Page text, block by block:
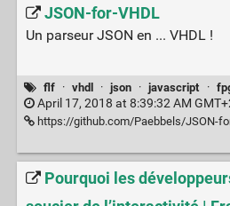
JSON-for-VHDL
Un parseur JSON en ... VHDL !
flf · vhdl · json · javascript ·
April 17, 2018 at 8:39:32 AM
https://github.com/Paebbels/JSON-
Pourquoi les